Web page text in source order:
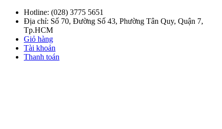
Hotline: (028) 3775 5651
Địa chỉ: Số 70, Đường Số 43, Phường Tân Quy, Quận 7,
Tp.HCM
Giỏ hàng
Tài khoản
Thanh toán